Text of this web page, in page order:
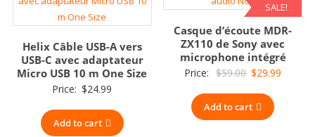
Helix Câble USB-A vers
USB-C avec adaptateur
Micro USB 10 m One Size
Price: $24.99
Add to cart
SALE!
Casque d’écoute MDR-
ZX110 de Sony avec
microphone intégré
Price: $59.00 Original
was:
$29.99
Add to cart